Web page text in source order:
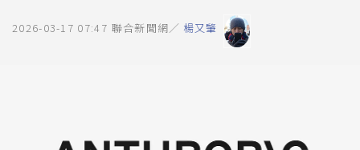
2026-03-17 07:47 聯合新聞網／ 楊又肇